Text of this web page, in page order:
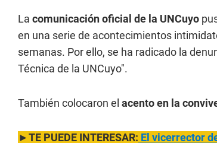
La comunicación oficial de la UNCuyo
en una serie de acontecimientos
semanas. Por ello, se ha radicado la
Técnica de la UNCuyo".
También colocaron el acento en la
►TE PUEDE INTERESAR: El vicerrector